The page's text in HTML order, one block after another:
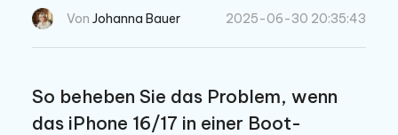
pps zur Leistungssteigerung!
Von Johanna Bauer 2025-06-30 20:35:43
So beheben Sie das Problem, wenn
das iPhone 16/17 in einer Boot-